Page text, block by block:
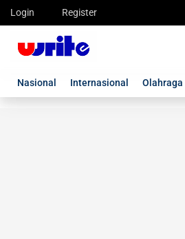
Login Register
Nasional Internasional Olahraga